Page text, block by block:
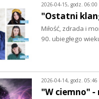
2026-04-15, godz. 06:00
"Ostatni
Miłość, zdrada i
90. ubiegłego
2026-04-14, godz. 05:46
"W ciemno"